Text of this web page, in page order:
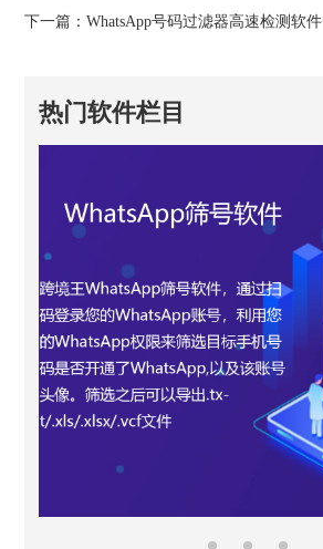
下一篇：WhatsApp号码过滤器高速检测软件
热门软件栏目